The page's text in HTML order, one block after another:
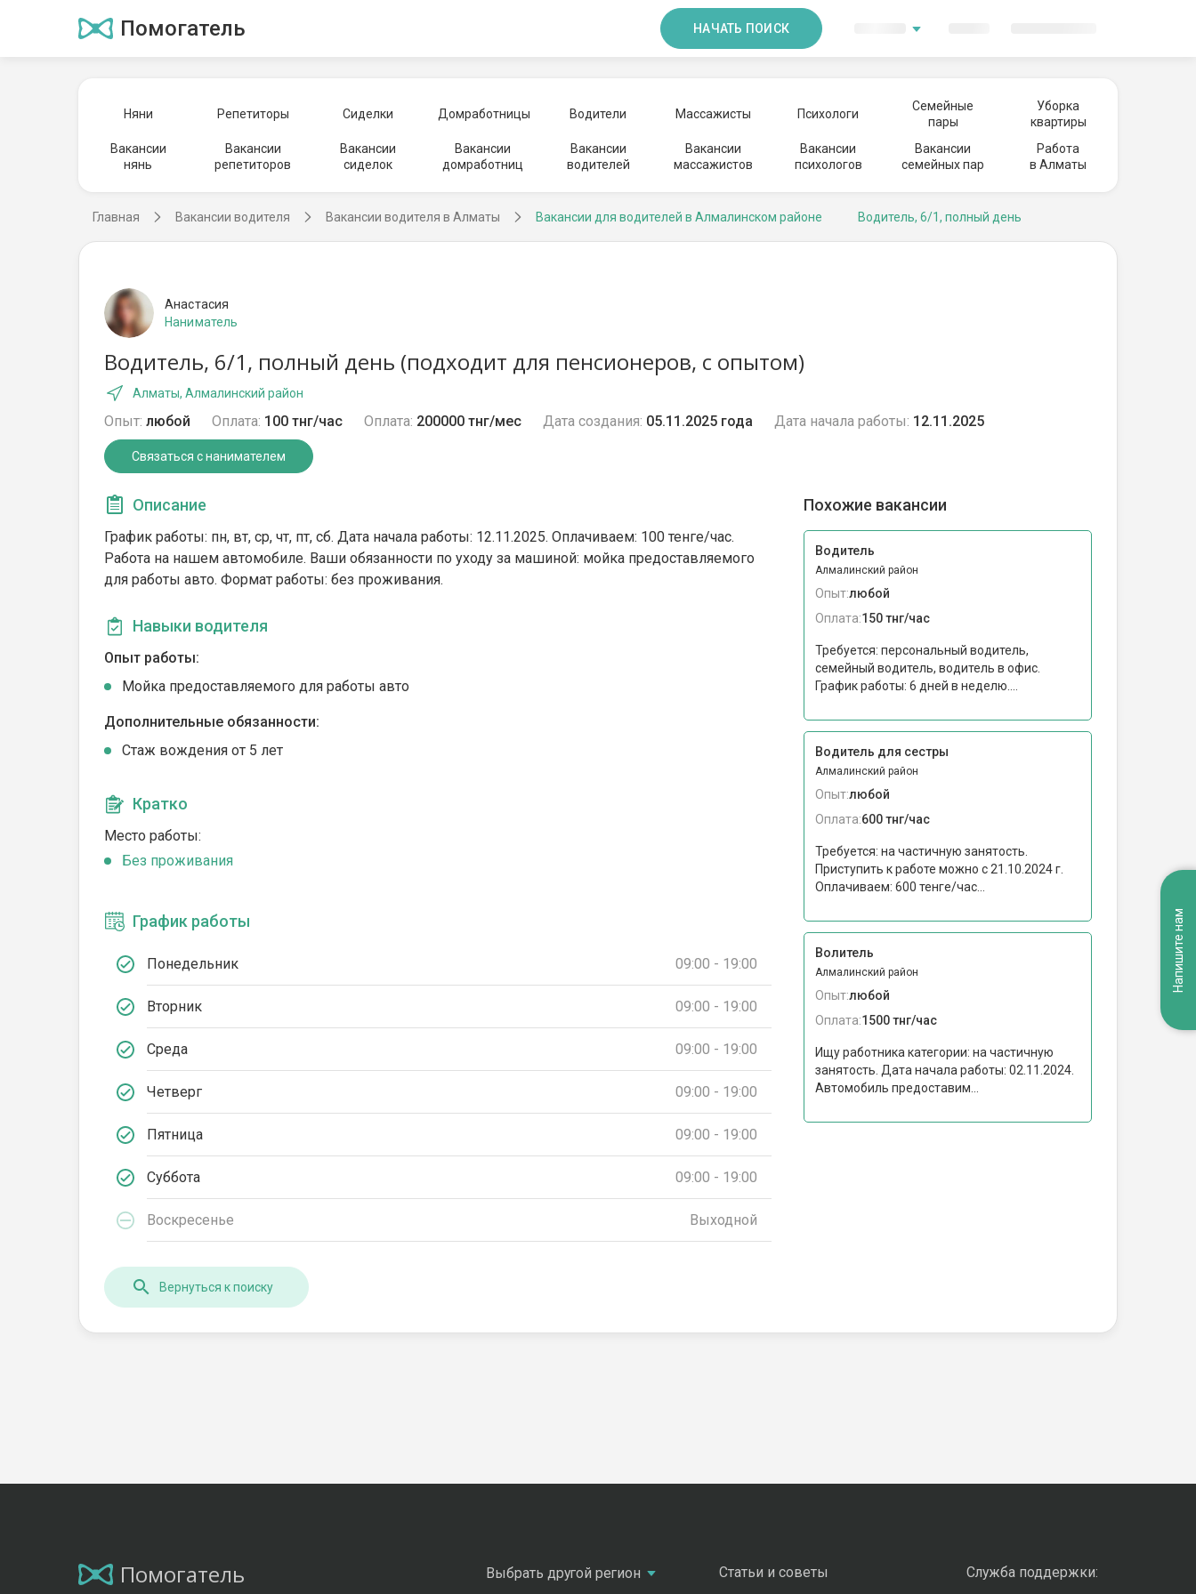
Помогатель НАЧАТЬ ПОИСК
Няни Репетиторы Сиделки Домработницы Водители Массажисты Психологи
Семейные
пары
Уборка
квартиры
Вакансии
нянь
Вакансии
репетиторов
Вакансии
сиделок
Вакансии
домработниц
Вакансии
водителей
Вакансии
массажистов
Вакансии
психологов
Вакансии
семейных пар
Работа
в Алматы
Главная Вакансии водителя Вакансии водителя в Алматы Вакансии для водителей в Алмалинском районе Водитель, 6/1, полный день
Анастасия
Наниматель
Водитель, 6/1, полный день (подходит для пенсионеров, с опытом)
Алматы, Алмалинский район
Опыт: любой Оплата: 100 тнг/час Оплата: 200000 тнг/мес Дата создания: 05.11.2025 года Дата начала работы: 12.11.2025
Связаться с нанимателем
Описание
График работы: пн, вт, ср, чт, пт, сб. Дата начала работы: 12.11.2025. Оплачиваем: 100 тенге/час.
Работа на нашем автомобиле. Ваши обязанности по уходу за машиной: мойка предоставляемого
для работы авто. Формат работы: без проживания.
Навыки водителя
Опыт работы:
Мойка предоставляемого для работы авто
Дополнительные обязанности:
Стаж вождения от 5 лет
Кратко
Место работы:
Без проживания
График работы
Понедельник 09:00 - 19:00
Вторник 09:00 - 19:00
Среда 09:00 - 19:00
Четверг 09:00 - 19:00
Пятница 09:00 - 19:00
Суббота 09:00 - 19:00
Воскресенье Выходной
Похожие вакансии
Водитель
Алмалинский район
Опыт:любой
Оплата:150 тнг/час
Требуется: персональный водитель,
семейный водитель, водитель в офис.
График работы: 6 дней в неделю....
Водитель для сестры
Алмалинский район
Опыт:любой
Оплата:600 тнг/час
Требуется: на частичную занятость.
Приступить к работе можно c 21.10.2024 г.
Оплачиваем: 600 тенге/час...
Волитель
Алмалинский район
Опыт:любой
Оплата:1500 тнг/час
Ищу работника категории: на частичную
занятость. Дата начала работы: 02.11.2024.
Автомобиль предоставим...
Вернуться к поиску
Помогатель Выбрать другой регион Статьи и советы Служба поддержки:
Напишите нам